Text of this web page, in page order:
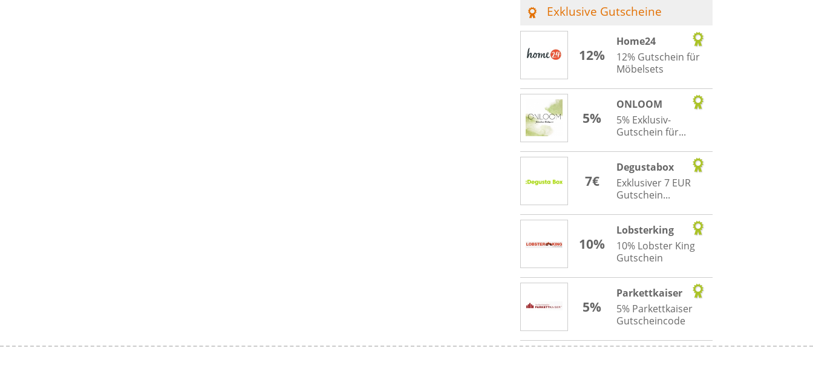
Exklusive Gutscheine
12%
Home24
12% Gutschein für
Möbelsets
5%
ONLOOM
5% Exklusiv-
Gutschein für...
7€
Degustabox
Exklusiver 7 EUR
Gutschein...
10%
Lobsterking
10% Lobster King
Gutschein
5%
Parkettkaiser
5% Parkettkaiser
Gutscheincode